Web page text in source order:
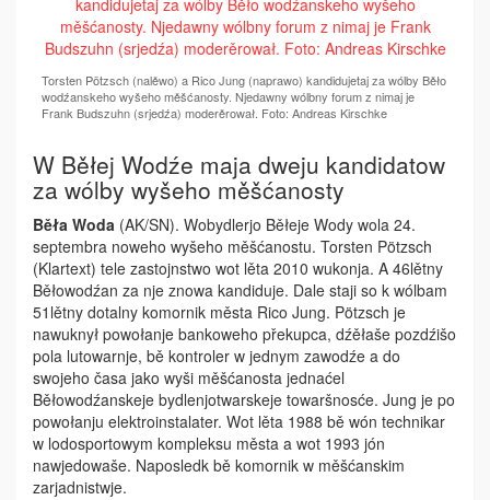
Torsten Pötzsch (nalěwo) a Rico Jung (naprawo) kandidujetaj za wólby Běło
wodźanskeho wyšeho měšćanosty. Njedawny wólbny forum z nimaj je
Frank Budszuhn (srjedźa) moderěrował. Foto: Andreas Kirschke
W Běłej Wodźe maja dweju kandidatow
za wólby wyšeho měšćanosty
Běła Woda (AK/SN). Wobydlerjo Běłeje Wody wola 24.
septembra noweho wyšeho měšćanostu. Torsten Pötzsch
(Klartext) tele zastojnstwo wot lěta 2010 wukonja. A 46lětny
Běłowodźan za nje znowa kandiduje. Dale staji so k wólbam
51lětny dotalny komornik města Rico Jung. Pötzsch je
nawuknył powołanje bankoweho překupca, dźěłaše pozdźišo
pola lutowarnje, bě kontroler w jednym ­zawodźe a do
swojeho časa jako wyši ­měšćanosta jednaćel
Běłowodźanskeje bydlenjotwarskeje towaršnosće. Jung je po
powołanju elektroinstalater. Wot lěta 1988 bě wón technikar
w lodosportowym kompleksu města a wot 1993 jón
nawjedowaše. Naposledk bě komornik w měšćanskim
zarjadnistwje.